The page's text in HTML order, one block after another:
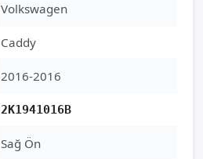
Volkswagen
Caddy
2016-2016
2K1941016B
Sağ Ön